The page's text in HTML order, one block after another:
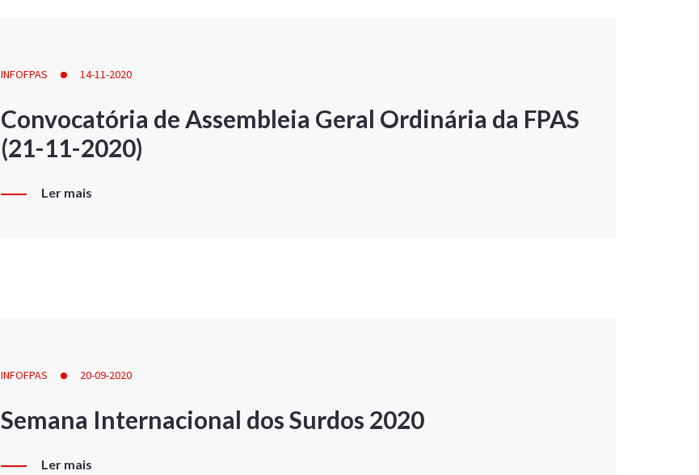
INFOFPAS 14-11-2020
Convocatória de Assembleia Geral Ordinária da FPAS
(21-11-2020)
Ler mais
INFOFPAS 20-09-2020
Semana Internacional dos Surdos 2020
Ler mais